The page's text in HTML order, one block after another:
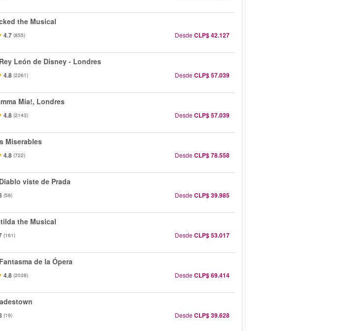
the Musical
4.7 (855) DesdeCLP$ 42.127
León de Disney - Londres
4.8 (2261) DesdeCLP$ 57.039
Mia!, Londres
4.8 (2143) DesdeCLP$ 57.039
Miserables
4.8 (722) DesdeCLP$ 78.558
viste de Prada
(58) DesdeCLP$ 39.985
the Musical
(161) DesdeCLP$ 53.017
de la Ópera
4.8 (2038) DesdeCLP$ 69.414
(19) DesdeCLP$ 39.628